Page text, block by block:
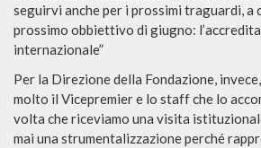
seguirvi anche per i prossimi traguardi, a
prossimo obbiettivo di giugno:
internazionale”
Per la Direzione della Fondazione,
molto il Vicepremier e lo staff che lo
volta che riceviamo una visita
mai una strumentalizzazione perché